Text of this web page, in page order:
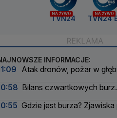
NA ŻYWO
TVN24
NA ŻYWO
TVN24
INFORMACJE:
Atak dronów, pożar w
Bilans czwartkowych
Gdzie jest burza?